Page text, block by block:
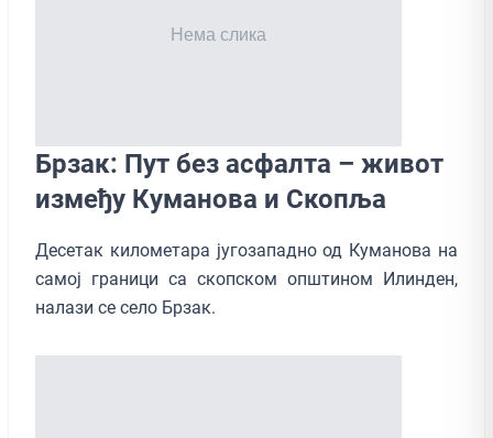
Брзак: Пут без асфалта – живот
између Куманова и Скопља
Десетак километара југозападно од Куманова на
самој граници са скопском општином Илинден,
налази се село Брзак.